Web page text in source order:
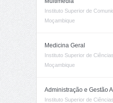
Instituto Superior de
Moçambique
Medicina Geral
Instituto Superior de
Moçambique
Administração e Gestão
Instituto Superior de